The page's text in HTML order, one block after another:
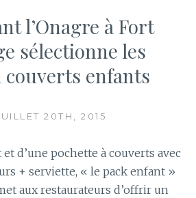
l’Onagre à Fort
sélectionne les
couverts enfants
20TH, 2015
et d’une pochette à couverts avec
+ serviette, « le pack enfant »
aux restaurateurs d’offrir un